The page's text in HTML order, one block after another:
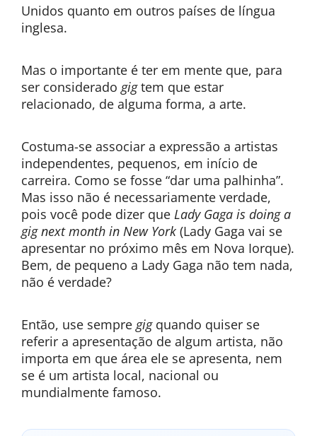
Unidos quanto em outros países de língua
inglesa.
Mas o importante é ter em mente que, para
ser considerado gigtem que estar
relacionado, de alguma forma, a arte.
Costuma-se associar a expressão a artistas
independentes, pequenos, em início de
carreira. Como se fosse “dar uma palhinha”.
Mas isso não é necessariamente verdade,
pois você pode dizer que Lady Gaga is doing a
gig next month in New York (Lady Gaga vai se
apresentar no próximo mês em Nova Iorque).
Bem, de pequeno a Lady Gaga não tem nada,
não é verdade?
Então, use sempre gigquando quiser se
referir a apresentação de algum artista, não
importa em que área ele se apresenta, nem
se é um artista local, nacional ou
mundialmente famoso.